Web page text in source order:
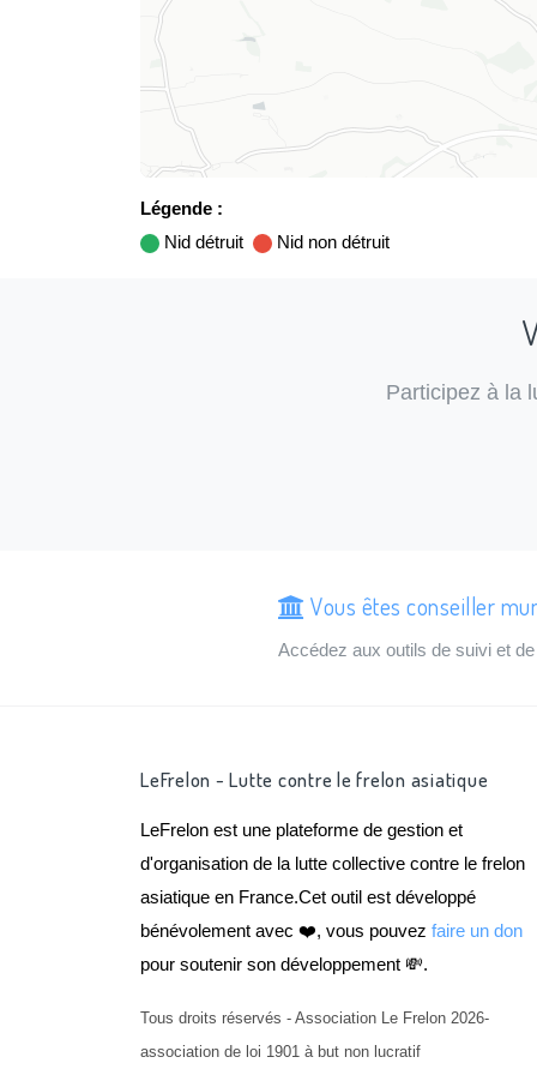
Légende :
Nid détruit
Nid non détruit
Participez à la
Vous êtes conseiller
Accédez aux outils de suivi et
LeFrelon - Lutte contre le frelon asiatique
LeFrelon est une plateforme de gestion et
d'organisation de la lutte collective contre le frelon
asiatique en France.Cet outil est développé
bénévolement avec ❤️, vous pouvez faire un don
pour soutenir son développement 💸.
Tous droits réservés - Association Le Frelon 2026-
association de loi 1901 à but non lucratif